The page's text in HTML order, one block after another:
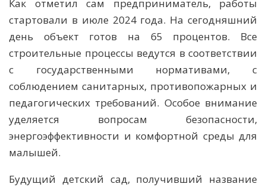
Как отметил сам предприниматель, работы
стартовали в июле 2024 года. На сегодняшний
день объект готов на 65 процентов. Все
строительные процессы ведутся в соответствии
с государственными нормативами, с
соблюдением санитарных, противопожарных и
педагогических требований. Особое внимание
уделяется вопросам безопасности,
энергоэффективности и комфортной среды для
малышей.
Будущий детский сад, получивший название